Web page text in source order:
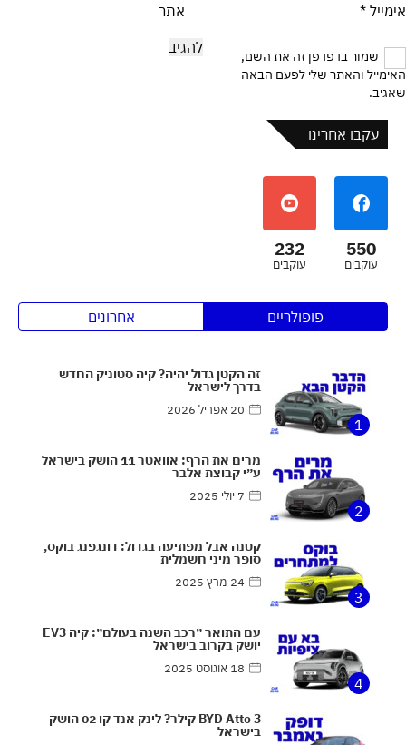
אימייל * אתר
שמור בדפדפן זה את השם,
האימייל והאתר שלי לפעם הבאה
שאגיב.
עקבו אחרינו
550
עוקבים
232
עוקבים
פופולריים אחרונים
1
זה הקטן גדול יהיה? קיה סטוניק החדש
בדרך לישראל
20 אפריל 2026
2
מרים את הרף: אוואטר 11 הושק בישראל
ע״י קבוצת אלבר
7 יולי 2025
3
קטנה אבל מפתיעה בגדול: דונגפנג בוקס,
סופר מיני חשמלית
24 מרץ 2025
4
עם התואר ״רכב השנה בעולם״: קיה EV3
יושק בקרוב בישראל
18 אוגוסט 2025
BYD Atto 3 קילר? לינק אנד קו 02 הושק
בישראל